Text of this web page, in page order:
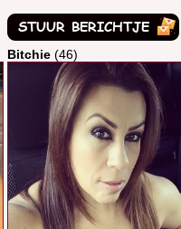
Bitchie (46)